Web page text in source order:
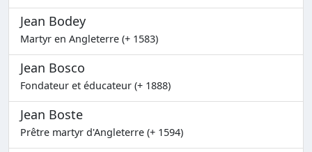
Jean Bodey
Martyr en Angleterre (+ 1583)
Jean Bosco
Fondateur et éducateur (+ 1888)
Jean Boste
Prêtre martyr d'Angleterre (+ 1594)